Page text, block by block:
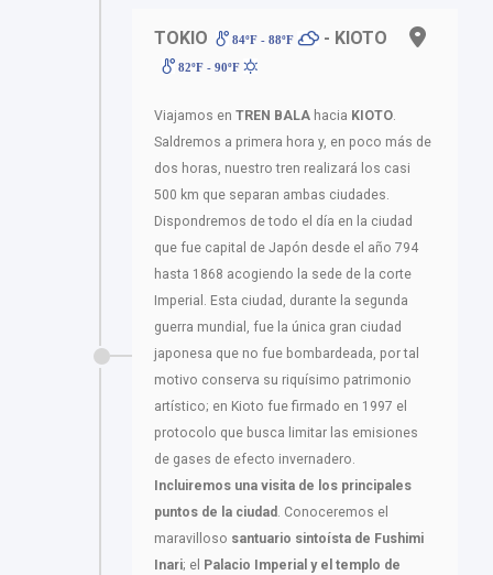
TOKIO 84ºF - 88ºF - KIOTO
82ºF - 90ºF
Viajamos en TREN BALA hacia KIOTO
Saldremos a primera hora y, en poco más de
dos horas, nuestro tren realizará los casi
500 km que separan ambas ciudades.
Dispondremos de todo el día en la ciudad
que fue capital de Japón desde el año 794
hasta 1868 acogiendo la sede de la corte
Imperial. Esta ciudad, durante la segunda
guerra mundial, fue la única gran ciudad
japonesa que no fue bombardeada, por tal
motivo conserva su riquísimo patrimonio
artístico; en Kioto fue firmado en 1997 el
protocolo que busca limitar las emisiones
de gases de efecto invernadero.
Incluiremos una visita de los principales
puntos de la ciudad
. Conoceremos el
maravilloso santuario sintoísta de Fushimi
Inari; el Palacio Imperial y el templo de